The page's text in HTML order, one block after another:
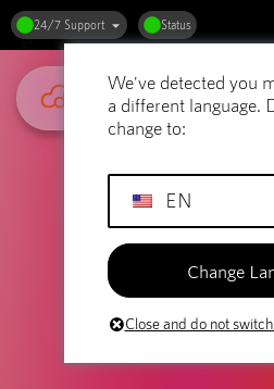
24/7 Support Status
We've detected you
a different language.
change to:
EN
Change
Close and do not